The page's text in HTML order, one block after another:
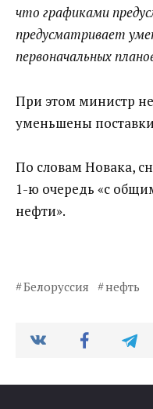
что графиками
предусматривает
первоначальных
При этом министр
уменьшены
По словам Новака,
1-ю очередь «с
нефти».
Белоруссия нефть